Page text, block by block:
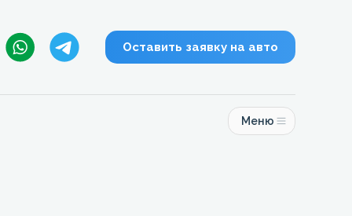
Оставить заявку на авто
Меню